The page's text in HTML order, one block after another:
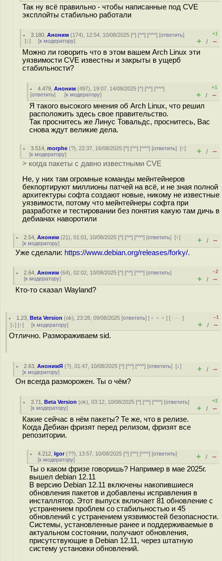
Так ну всё правильно - чтобы написанные под CVE
эксплойты стабильно работали
3.180 ,Аноним (174), 12:54, 10/08/2025 [^] [^^] [^^^] [ответить]
[↓] [к модератору]
+1
+ / –
Можно ли говорить что в этом вашем Arch Linux эти
уязвимости CVE известны и закрыты в ущерб
стабильности?
4.479 ,Аноним (497), 19:07, 14/08/2025 [^] [^^] [^^^]
[ответить] [к модератору]
+1
+ / –
Я такого высокого мнения об Arch Linux, что решил
расположить здесь свое правительство.
Так проснитесь же Линус Товальдс, проснитесь, Вас
снова ждут великие дела.
3.514 ,morphe (?), 22:37, 16/08/2025 [^] [^^] [^^^] [ответить][↑]
[к модератору] + / –
> когда пакеты с давно известными CVE
Не, у них там огромные команды мейнтейнеров
бекпортируют миллионы патчей на всё, и не зная полной
архитектуры софта создают новые, никому не известные
уязвимости, потому что мейнтейнеры софта при
разработке и тестировании без понятия какую там дичь в
дебианах наворотили
2.54 ,Аноним (21), 01:01, 10/08/2025 [^] [^^] [^^^] [ответить][↑]
[к модератору] + / –
Уже сделали: https://www.debian.org/releases/forky/.
2.64 ,Аноним (64), 02:02, 10/08/2025 [^] [^^] [^^^] [ответить]
[к модератору]
–2
+ / –
Кто-то сказал Wayland?
1.23 ,Beta Version (ok), 23:28, 09/08/2025 [ответить] [ ﹢﹢﹢] [ · · ·]
[↓] [↑] [к модератору]
–1
+ / –
Отлично. Размораживаем sid.
2.63 ,АнонимЯ (?), 01:47, 10/08/2025 [^] [^^] [^^^] [ответить][↓]
[к модератору] + / –
Он всегда разморожен. Ты о чём?
3.71 ,Beta Version (ok), 03:12, 10/08/2025 [^] [^^] [^^^] [ответить]
[к модератору]
+2
+ / –
Какие сейчас в нём пакеты? Те же, что в релизе.
Когда Дебиан фризят перед релизом, фризят все
репозитории.
4.212 ,Igor(??), 13:57, 10/08/2025 [^] [^^] [^^^] [ответить]
[к модератору] + / –
Ты о каком фризе говоришь? Например в мае 2025г.
вышел debian 12.11
В версию Debian 12.11 включены накопившиеся
обновления пакетов и добавлены исправления в
инсталлятор. Этот выпуск включает 81 обновление с
устранением проблем со стабильностью и 45
обновлений с устранением уязвимостей безопасности.
Системы, установленные ранее и поддерживаемые в
актуальном состоянии, получают обновления,
присутствующие в Debian 12.11, через штатную
систему установки обновлений.